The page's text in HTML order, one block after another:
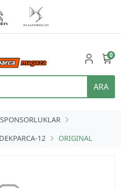
ARA
0
12 ORIGINAL